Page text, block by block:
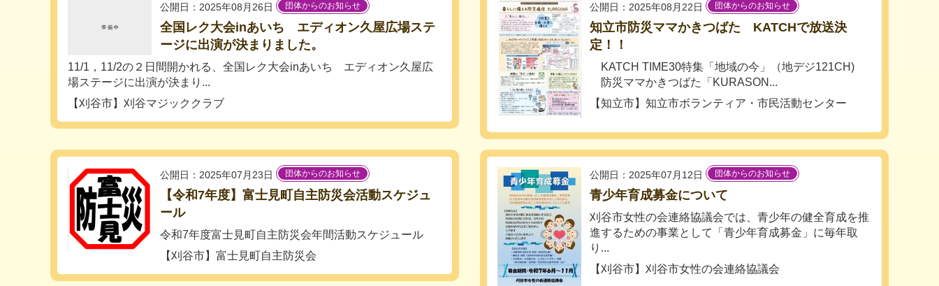
公開日：2025年08月26日 団体からのお知らせ
全国レク大会inあいち エディオン久屋広場ステ
ージに出演が決まりました。
11/1，11/2の２日間開かれる、全国レク大会inあいち エディオン久屋広
場ステージに出演が決まり...
【刈谷市】刈谷マジッククラブ
公開日：2025年08月22日 団体からのお知らせ
知立市防災ママかきつばた KATCHで放送決
定！！
KATCH TIME30特集「地域の今」（地デジ121CH)
防災ママかきつばた「KURASON...
【知立市】知立市ボランティア・市民活動センター
公開日：2025年07月23日 団体からのお知らせ
【令和7年度】富士見町自主防災会活動スケジュ
ール
令和7年度富士見町自主防災会年間活動スケジュール
【刈谷市】富士見町自主防災会
公開日：2025年07月12日 団体からのお知らせ
青少年育成募金について
刈谷市女性の会連絡協議会では、青少年の健全育成を推
進するための事業として「青少年育成募金」に毎年取
り...
【刈谷市】刈谷市女性の会連絡協議会